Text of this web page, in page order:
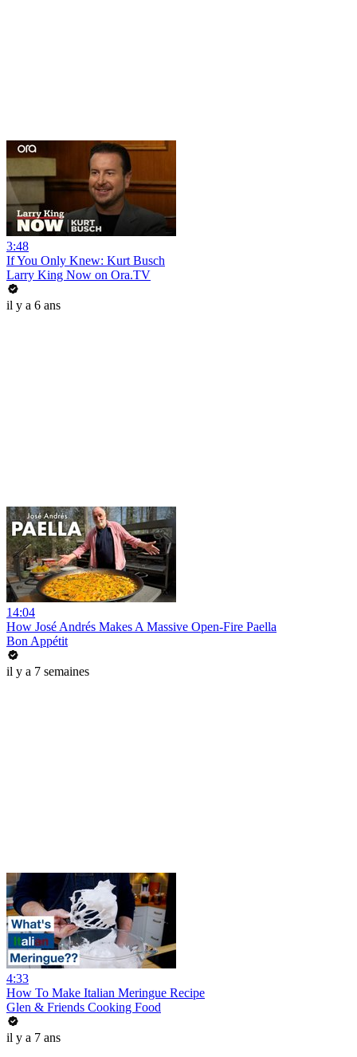
3:48
If You Only Knew: Kurt Busch
Larry King Now on Ora.TV
il y a 6 ans
14:04
How José Andrés Makes A Massive Open-Fire Paella
Bon Appétit
il y a 7 semaines
4:33
How To Make Italian Meringue Recipe
Glen & Friends Cooking Food
il y a 7 ans